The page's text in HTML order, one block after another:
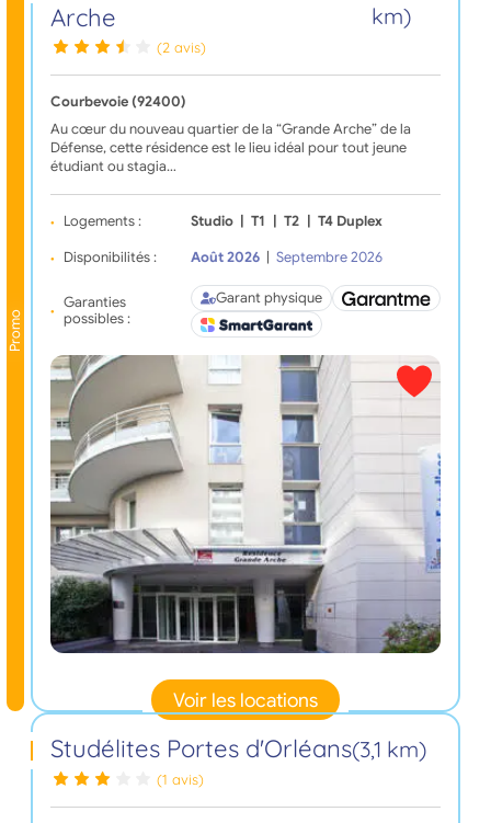
Promo
Arche
km)
(2 avis)
Courbevoie (92400)
Au cœur du nouveau quartier de la “Grande Arche” de la
Défense, cette résidence est le lieu idéal pour tout jeune
étudiant ou stagia…
Logements : Studio T1 T2 T4 Duplex
Disponibilités : Août 2026 Septembre 2026
Garanties
possibles :
Garant physique
Voir les locations
Studélites Portes d'Orléans(3,1 km)
(1 avis)